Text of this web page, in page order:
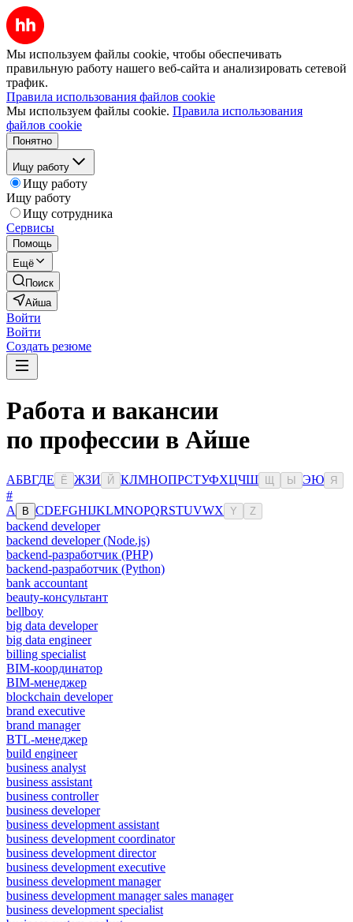
Мы используем файлы cookie, чтобы обеспечивать
правильную работу нашего веб-сайта и анализировать сетевой
трафик.
Правила использования файлов cookie
Мы используем файлы cookie. Правила использования
файлов cookie
Понятно
Ищу работу
Ищу работу
Ищу работу
Ищу сотрудника
Сервисы
Помощь
Ещё
Поиск
Айша
Войти
Войти
Создать резюме
Работа и вакансии
по профессии в Айше
АБВГДЕ Ё ЖЗИ Й КЛМНОПРСТУФХЦЧШ Ы ЭЮ Я
#
A
B CDEFGHIJKLMNOPQRSTUVWX Y Z
backend developer
backend developer (Node.js)
backend-разработчик (PHP)
backend-разработчик (Python)
bank accountant
beauty-консультант
bellboy
big data developer
big data engineer
billing specialist
BIM-координатор
BIM-менеджер
blockchain developer
brand executive
brand manager
BTL-менеджер
build engineer
business analyst
business assistant
business controller
business developer
business development assistant
business development coordinator
business development director
business development executive
business development manager
business development manager sales manager
business development specialist